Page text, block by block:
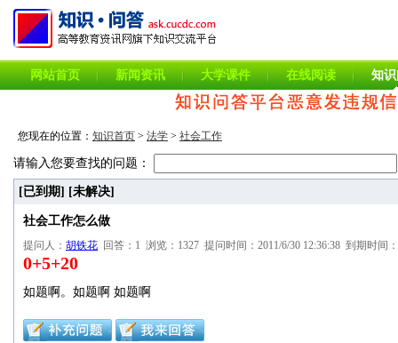
网站首页 新闻资讯 大学课件 在线阅读 知
您现在的位置： 知识首页 > 法学 > 社会工作
请输入您要查找的问题：
[已到期] [未解决]
社会工作怎么做
提问人： 胡铁花 回答：1 浏览：1327 提问时间：2011/6/30 12:36:38 到期时间
0+5+20
如题啊。如题啊 如题啊